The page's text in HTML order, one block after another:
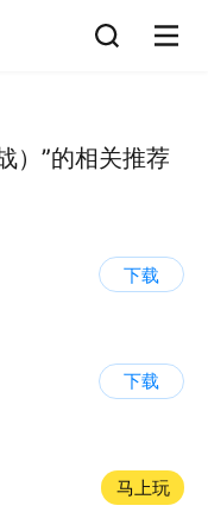
）”的相关推荐
下载
下载
马上玩